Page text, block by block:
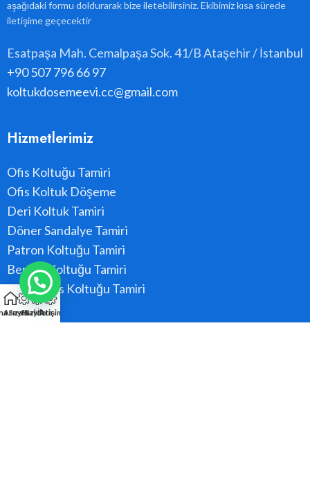
aşağıdaki formu doldurarak bize iletebilirsiniz. Ekibimiz kısa sürede
iletişime geçecektir
Esatpaşa Mah. Cemalpaşa Sok. 41/B Ataşehir / İstanbul
+90 507 796 66 97
koltukdosemeevi.cc@gmail.com
Hizmetlerimiz
Ofis Koltuğu Tamiri
Ofis Koltuk Döşeme
Deri Koltuk Tamiri
Döner Sandalye Tamiri
Patron Koltuğu Tamiri
Berber Koltuğu Tamiri
Konferans Koltuğu Tamiri
Sayfa
Arıza Kaydı
Hızlı Ara
İletişim